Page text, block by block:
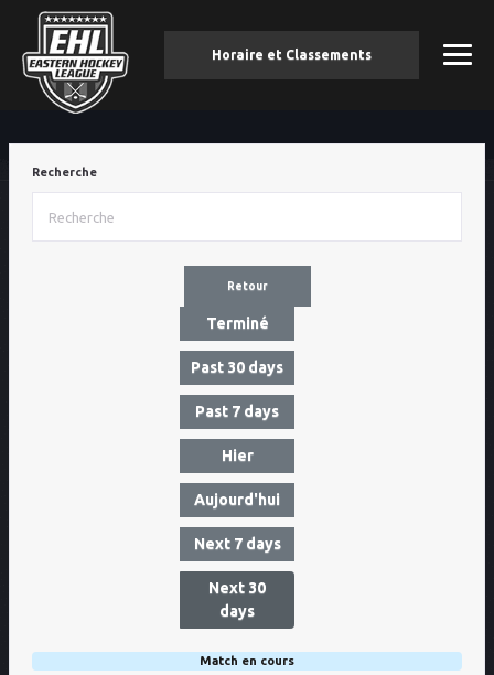
Horaire et Classements
Recherche
Retour
Terminé
Past 30 days
Past 7 days
Hier
Aujourd'hui
Next 7 days
Next 30
days
Match en cours